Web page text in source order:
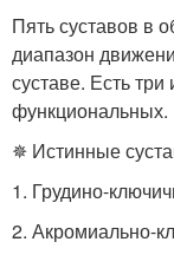
Пять суставов в
диапазон
суставе. Есть
функциональных.
✵ Истинные
1. Грудино-
2. Акромиально-